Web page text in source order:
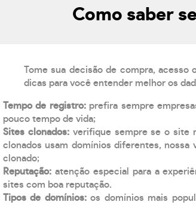
Como saber
Tome sua decisão de compra,
dicas para você entender melhor os
Tempo de registro: prefira sempre
pouco tempo de vida;
Sites clonados: verifique sempre se o site
clonados usam domínios diferentes,
clonado;
Reputação: atenção especial para a
sites com boa reputação.
Tipos de domínios:os domínios mais